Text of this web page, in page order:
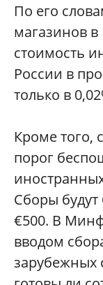
По его
магазинов
стоимость
России в
только в
Кроме того,
порог
Сборы
€500. В
вводом
зарубежных